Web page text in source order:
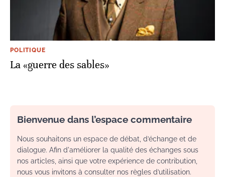
POLITIQUE
La «guerre des sables»
Bienvenue dans l’espace commentaire
Nous souhaitons un espace de débat, d’échange et de
dialogue. Afin d'améliorer la qualité des échanges sous
nos articles, ainsi que votre expérience de contribution,
nous vous invitons à consulter nos règles d’utilisation.